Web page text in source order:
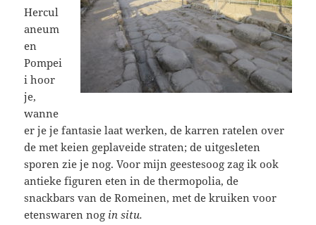
Hercul
aneum
en
Pompei
i hoor
je,
wanne
er je je fantasie laat werken, de karren ratelen over
de met keien geplaveide straten; de uitgesleten
sporen zie je nog. Voor mijn geestesoog zag ik ook
antieke figuren eten in de thermopolia, de
snackbars van de Romeinen, met de kruiken voor
etenswaren nog in situ.